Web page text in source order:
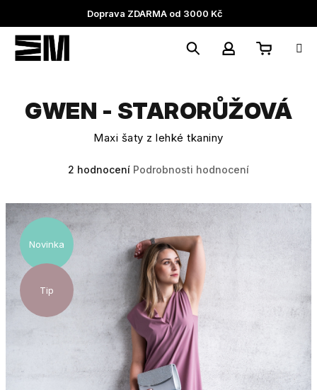
obsah
Doprava ZDARMA od 3000 Kč
košík
GWEN - STARORŮŽOVÁ
Maxi šaty z lehké tkaniny
5,0
hvězdiček.
2 hodnocení Podrobnosti hodnocení
Novinka
Tip